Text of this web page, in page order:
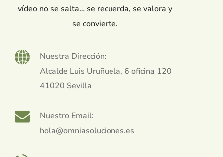
vídeo no se salta… se recuerda, se valora y
se convierte.
Nuestra Dirección:
Alcalde Luis Uruñuela, 6 oficina 120
41020 Sevilla
Nuestro Email:
hola@omniasoluciones.es